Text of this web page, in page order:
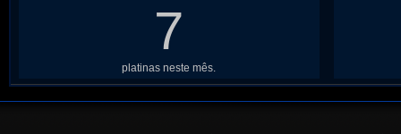
7
platinas neste mês.